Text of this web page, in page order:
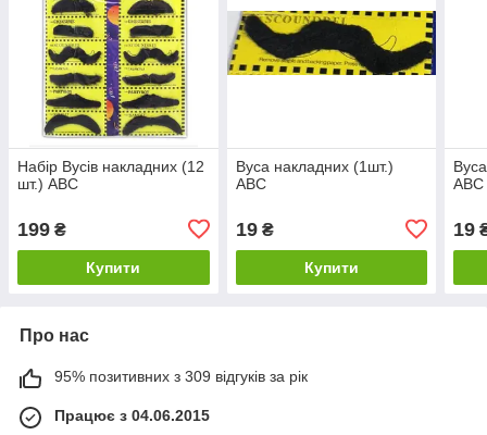
Набір Вусів накладних (12
шт.) ABC
199 ₴
Купити
Вуса накладних (1шт.)
ABC
19₴
Купити
ABC
19
Про нас
95% позитивних з 309 відгуків за рік
Працює з 04.06.2015